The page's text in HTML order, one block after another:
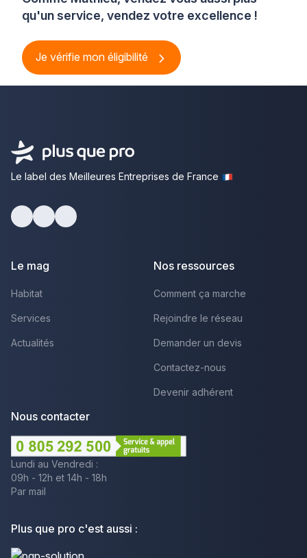
qu'un service, vendez votre excellence !
Je vérifie mon éligibilité
Le label des Meilleures Entreprises de France
Le mag
Habitat
Services
Actualités
Nos ressources
Comment ça marche
Rejoindre le réseau
Demander un devis
Contactez-nous
Devenir adhérent
Nous contacter
Lundi au Vendredi :
09h - 12h et 14h - 18h
Par mail
Plus que pro c'est aussi :